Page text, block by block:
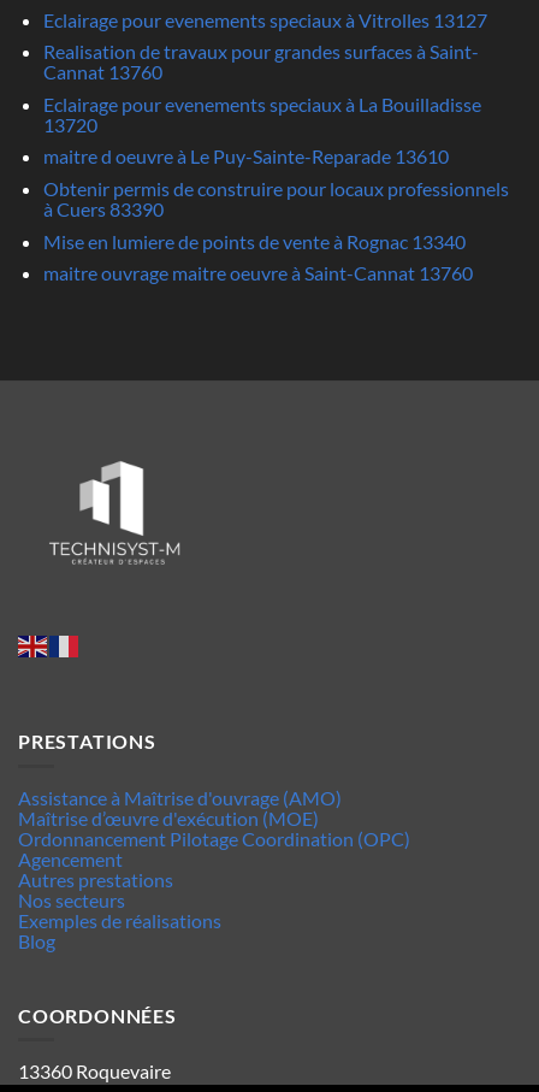
Eclairage pour evenements speciaux à Vitrolles 13127
Realisation de travaux pour grandes surfaces à Saint-
Cannat 13760
Eclairage pour evenements speciaux à La Bouilladisse
13720
maitre d oeuvre à Le Puy-Sainte-Reparade 13610
Obtenir permis de construire pour locaux professionnels
à Cuers 83390
Mise en lumiere de points de vente à Rognac 13340
maitre ouvrage maitre oeuvre à Saint-Cannat 13760
PRESTATIONS
Assistance à Maîtrise d'ouvrage (AMO)
Maîtrise d’œuvre d'exécution (MOE)
Ordonnancement Pilotage Coordination (OPC)
Agencement
Autres prestations
Nos secteurs
Exemples de réalisations
Blog
COORDONNÉES
13360 Roquevaire